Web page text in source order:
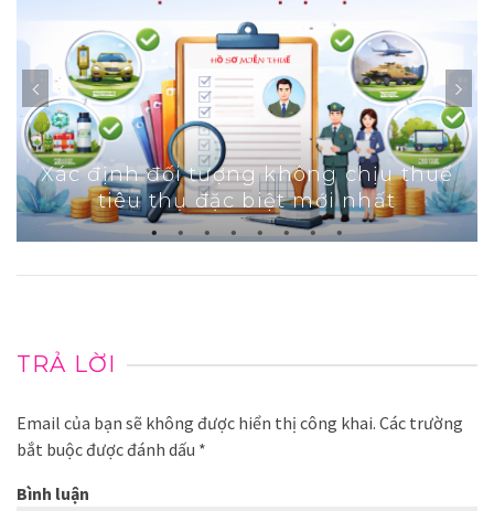
Xác định đối tượng không chịu thuế
tiêu thụ đặc biệt mới nhất
TRẢ LỜI
Email của bạn sẽ không được hiển thị công khai. Các trường
bắt buộc được đánh dấu *
Bình luận